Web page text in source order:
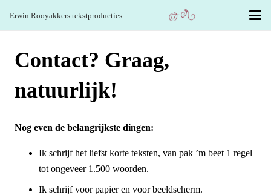
Erwin Rooyakkers tekstproducties
Contact? Graag,
natuurlijk!
Nog even de belangrijkste dingen:
Ik schrijf het liefst korte teksten, van pak ’m beet 1 regel
tot ongeveer 1.500 woorden.
Ik schrijf voor papier en voor beeldscherm.